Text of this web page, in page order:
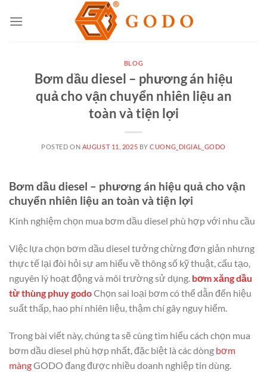
BLOG
Bơm dầu diesel – phương án hiệu
quả cho vận chuyển nhiên liệu an
toàn và tiện lợi
POSTED ON AUGUST 11, 2025 BYCUONG_DIGIAL_GODO
Bơm dầu diesel – phương án hiệu quả cho vận
chuyển nhiên liệu an toàn và tiện lợi
Kinh nghiệm chọn mua bơm dầu diesel phù hợp với nhu cầu
Việc lựa chọn bơm dầu diesel tưởng chừng đơn giản nhưng
thực tế lại đòi hỏi sự am hiểu về thông số kỹ thuật, cấu tạo,
nguyên lý hoạt động và môi trường sử dụng. bơm xăng dầu
từ thùng phuy godoChọn sai loại bơm có thể dẫn đến hiệu
suất thấp, hao phí nhiên liệu, thậm chí gây nguy hiểm.
Trong bài viết này, chúng ta sẽ cùng tìm hiểu cách chọn mua
bơm dầu diesel phù hợp nhất, đặc biệt là các dòng bơm
màngGODO đang được nhiều doanh nghiệp tin dùng.